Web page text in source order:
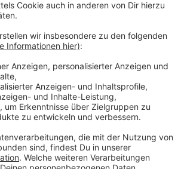
Blühflächen und gezielte
Wer dennoch ein Nest findet,
Fall selbst anfassen. Denn die
Raupen können auch noch Wochen
und Atemprobleme
gilt: Nest sofort der Kommune
sich dann um die Entfernung.